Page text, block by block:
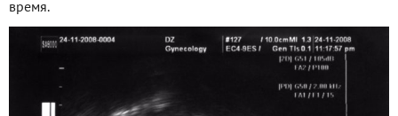
время.